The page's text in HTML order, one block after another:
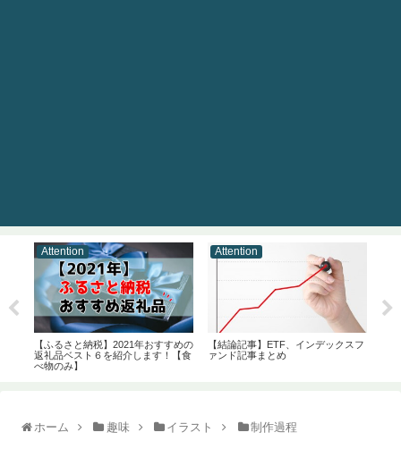
2021年おすすめの
紹介します！【食
Attention
【結論記事】ETF、インデックスフ
ァンド記事まとめ
時間ないけど株式投資を
初心者の方を、全力で後
ホーム 趣味 イラスト 制作過程